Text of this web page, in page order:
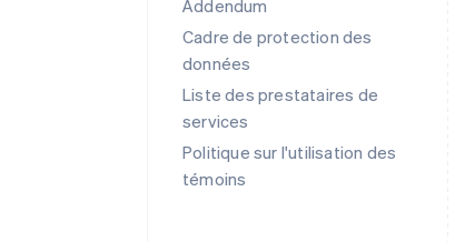
Addendum
Cadre de protection des
données
Liste des prestataires de
services
Politique sur l'utilisation des
témoins